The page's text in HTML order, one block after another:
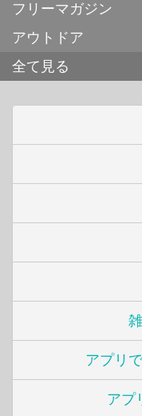
フリーマガジン
アウトドア
全て見る
アプリ
アプ